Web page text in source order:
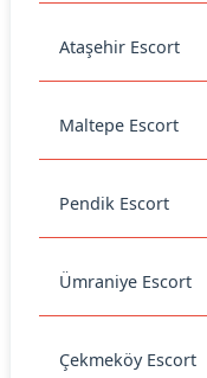
Ataşehir Escort
Maltepe Escort
Pendik Escort
Ümraniye Escort
Çekmeköy Escort